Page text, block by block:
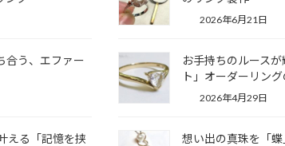
2026年6月21日
合う、エファー
お手持ちのルース
ト」オーダーリン
2026年4月29日
える「記憶を挟
想い出の真珠を「